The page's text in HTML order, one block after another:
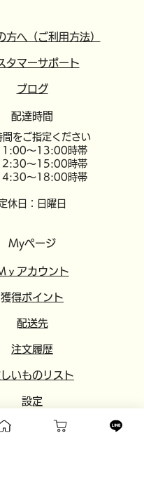
方へ（ご利用方法）
タマーサポート
​ブログ
配達時間
間をご指定ください
～13:00時帯
～15:00時帯
～18:00時帯
休日：日曜日
Myページ
ｙアカウント
​獲得ポイント
​配送先
注文履歴
いものリスト
​設定